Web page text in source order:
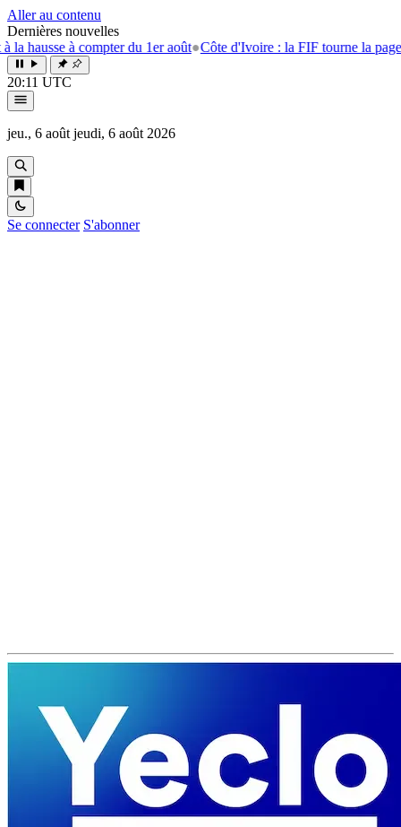
Aller au contenu
Dernières nouvelles
à compter du 1er août●Côte d'Ivoire : la FIF tourne la page
20:11 UTC
jeu., 6 août jeudi, 6 août 2026
Se connecter S'abonner